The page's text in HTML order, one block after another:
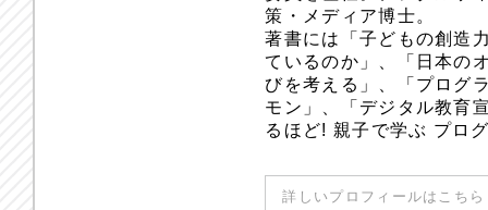
策・メディア博士。
著書には「子どもの創造
ているのか」、「日本の
びを考える」、「プログ
モン」、「デジタル教育
るほど! 親子で学ぶ プロ
詳しいプロフィールはこち